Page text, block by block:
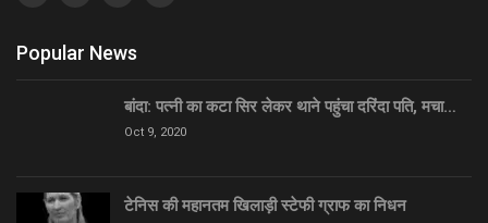
Popular News
बांदा: पत्नी का कटा सिर लेकर थाने पहुंचा दरिंदा पति, मचा…
Oct 9, 2020
टेनिस की महानतम खिलाड़ी स्टेफी ग्राफ का निधन